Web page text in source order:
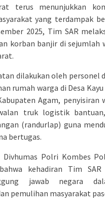
terus menunjukkan
yang terdampak
2025, Tim SAR
korban banjir di sejumlah
dilakukan oleh personel
rumah warga di Desa
Agam, penyisiran
truk logistik
(randurlap) guna
bertugas.
Divhumas Polri Kombes
kehadiran Tim
jawab negara
pemulihan masyarakat